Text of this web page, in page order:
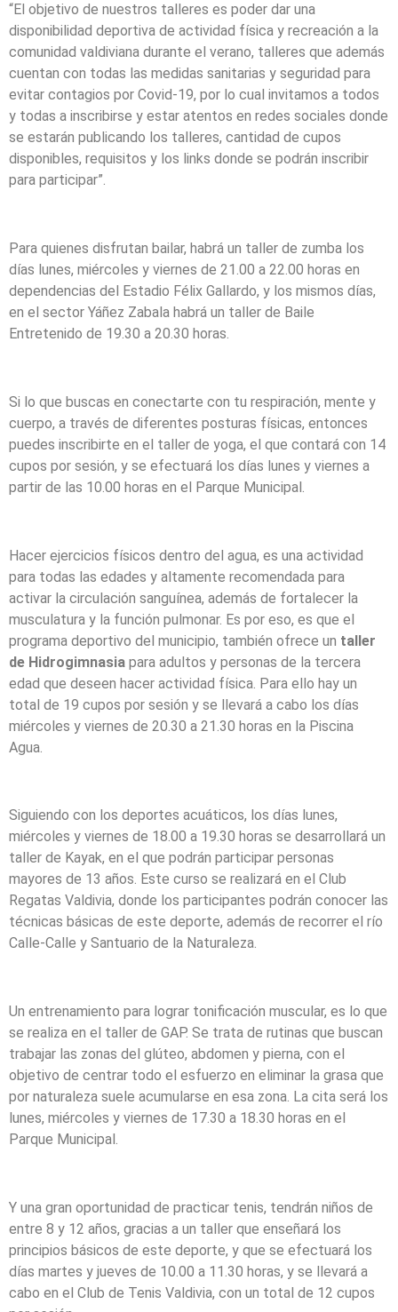
“El objetivo de nuestros talleres es poder dar una
disponibilidad deportiva de actividad física y recreación a la
comunidad valdiviana durante el verano, talleres que además
cuentan con todas las medidas sanitarias y seguridad para
evitar contagios por Covid-19, por lo cual invitamos a todos
y todas a inscribirse y estar atentos en redes sociales donde
se estarán publicando los talleres, cantidad de cupos
disponibles, requisitos y los links donde se podrán inscribir
para participar”.
Para quienes disfrutan bailar, habrá un taller de zumba los
días lunes, miércoles y viernes de 21.00 a 22.00 horas en
dependencias del Estadio Félix Gallardo, y los mismos días,
en el sector Yáñez Zabala habrá un taller de Baile
Entretenido de 19.30 a 20.30 horas.
Si lo que buscas en conectarte con tu respiración, mente y
cuerpo, a través de diferentes posturas físicas, entonces
puedes inscribirte en el taller de yoga, el que contará con 14
cupos por sesión, y se efectuará los días lunes y viernes a
partir de las 10.00 horas en el Parque Municipal.
Hacer ejercicios físicos dentro del agua, es una actividad
para todas las edades y altamente recomendada para
activar la circulación sanguínea, además de fortalecer la
musculatura y la función pulmonar. Es por eso, es que el
programa deportivo del municipio, también ofrece un taller
de Hidrogimnasia para adultos y personas de la tercera
edad que deseen hacer actividad física. Para ello hay un
total de 19 cupos por sesión y se llevará a cabo los días
miércoles y viernes de 20.30 a 21.30 horas en la Piscina
Agua.
Siguiendo con los deportes acuáticos, los días lunes,
miércoles y viernes de 18.00 a 19.30 horas se desarrollará un
taller de Kayak, en el que podrán participar personas
mayores de 13 años. Este curso se realizará en el Club
Regatas Valdivia, donde los participantes podrán conocer las
técnicas básicas de este deporte, además de recorrer el río
Calle-Calle y Santuario de la Naturaleza.
Un entrenamiento para lograr tonificación muscular, es lo que
se realiza en el taller de GAP. Se trata de rutinas que buscan
trabajar las zonas del glúteo, abdomen y pierna, con el
objetivo de centrar todo el esfuerzo en eliminar la grasa que
por naturaleza suele acumularse en esa zona. La cita será los
lunes, miércoles y viernes de 17.30 a 18.30 horas en el
Parque Municipal.
Y una gran oportunidad de practicar tenis, tendrán niños de
entre 8 y 12 años, gracias a un taller que enseñará los
principios básicos de este deporte, y que se efectuará los
días martes y jueves de 10.00 a 11.30 horas, y se llevará a
cabo en el Club de Tenis Valdivia, con un total de 12 cupos